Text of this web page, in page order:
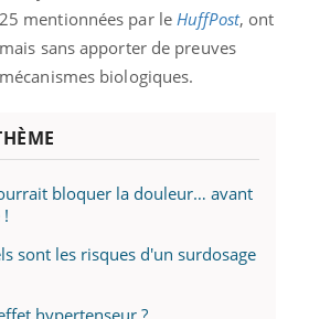
mentionnées par le HuffPost, ont
sans apporter de preuves
biologiques.
bloquer la douleur… avant
sont les risques d'un surdosage
hypertenseur ?